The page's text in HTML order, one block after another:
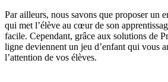
Par ailleurs, nous savons que proposer un
qui met l’élève au cœur de son
facile. Cependant, grâce aux solutions de
ligne deviennent un jeu d’enfant qui vous
l’attention de vos élèves.